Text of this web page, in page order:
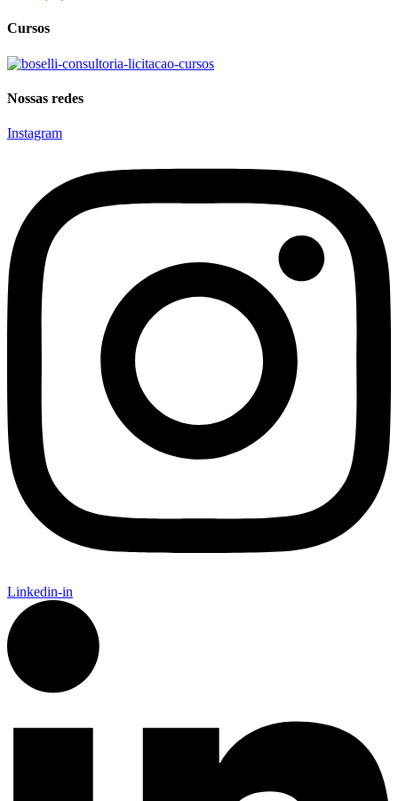
Cursos
Nossas redes
Instagram
Linkedin-in